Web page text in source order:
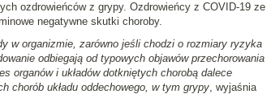
ozdrowieńców z grypy. Ozdrowieńcy z COVID-19 ze
negatywne skutki choroby.
w organizmie, zarówno jeśli chodzi o rozmiary ryzyka
odbiegają od typowych objawów przechorowania
organów i układów dotkniętych chorobą dalece
chorób układu oddechowego, w tym grypy, wyjaśnia